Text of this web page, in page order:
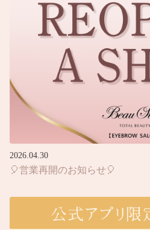
2026.04.30
🎈営業再開のお知らせ🎈